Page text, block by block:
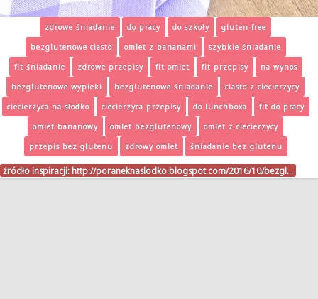
zdrowe śniadanie do pracy do szkoły
gluten-free
bezglutenowe ciasto
omlet z bananami
szybkie śniadanie
fit śniadanie
zdrowe przepisy fit omlet fit przepisy
na wynos
bezglutenowe wypieki
bezglutenowe śniadanie
ciasto z ciecierzycy
ciecierzyca na słodko
ciecierzyca przepisy do lunchboxa
fit do pracy
omlet bananowy
omlet bezglutenowy
omlet z ciecierzycy
przepis bez glutenu
zdrowy omlet śniadanie bez glutenu
źródło inspiracji: http://poraneknaslodko.blogspot.com/2016/10/bezgl…